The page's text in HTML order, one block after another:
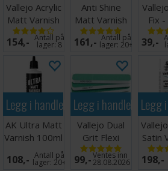
Vallejo Acrylic
Matt Varnish
400ml Spray
154,- Antall på
lager:8
Anti Shine
Matt Varnish
Spray
161,- Antall på
lager:20+
Fix
39,-
Legg i handlekurven
AK Ultra Matt
Varnish 100ml
108,- Antall på
lager: 20+
Legg i handlekurven
Vallejo Dual
Grit Flexi
Sanders 3stk
99,-Ventes inn
28.08.2026
Legg
Satin
198,-